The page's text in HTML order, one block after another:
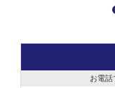
お電話